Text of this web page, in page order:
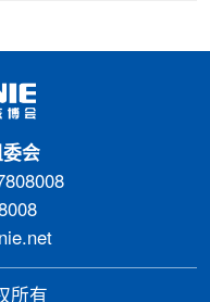
会
所有